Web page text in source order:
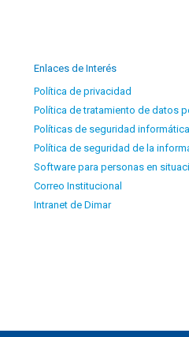
Enlaces de Interés
Política de privacidad
Política de tratamiento de datos
Políticas de seguridad informática
Política de seguridad de la
Software para personas en
Correo Institucional
Intranet de Dimar